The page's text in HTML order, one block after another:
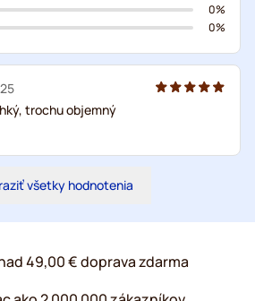
0%
0%
trochu objemný
všetky hodnotenia
49,00 € doprava zdarma